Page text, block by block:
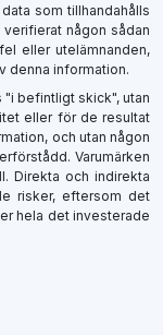
som tillhandahålls
någon sådan
eller utelämnanden,
denna information.
befintligt skick", utan
eller för de resultat
och utan någon
Varumärken
Direkta och indirekta
risker, eftersom det
hela det investerade